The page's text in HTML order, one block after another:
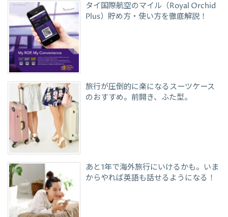
タイ国際航空のマイル（Royal Orchid
Plus）貯め方・使い方を徹底解説！
旅行が圧倒的に楽になるスーツケース
のおすすめ。前開き、ふた型。
あと1年で海外旅行にいけるかも。いま
からやれば英語も話せるようになる！